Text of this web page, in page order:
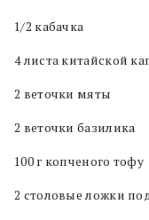
1/2 кабачка
4 листа китайской
2 веточки мяты
2 веточки базилика
100 г копченого тофу
2 столовые ложки